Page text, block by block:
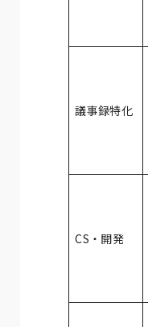
議事録特化
CS・開発